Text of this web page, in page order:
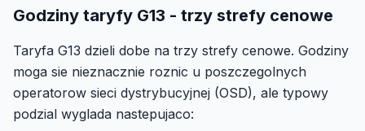
Godziny taryfy G13 - trzy strefy cenowe
Taryfa G13 dzieli dobe na trzy strefy cenowe. Godziny
moga sie nieznacznie roznic u poszczegolnych
operatorow sieci dystrybucyjnej (OSD), ale typowy
podzial wyglada nastepujaco: